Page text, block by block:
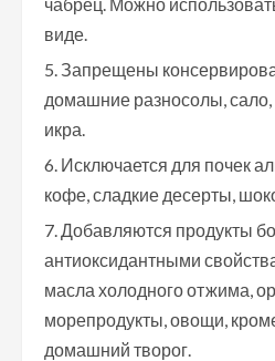
виде.
Запрещены
домашние разносолы, сало,
икра.
Исключается для почек
кофе, сладкие десерты,
Добавляются продукты
антиоксидантными
масла холодного отжима,
морепродукты, овощи,
домашний творог.